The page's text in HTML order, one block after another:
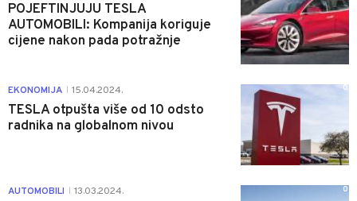
POJEFTINJUJU TESLA
AUTOMOBILI: Kompanija koriguje
cijene nakon pada potražnje
EKONOMIJA 15.04.2024.
TESLA otpušta više od 10 odsto
radnika na globalnom nivou
0
AUTOMOBILI 13.03.2024. 0